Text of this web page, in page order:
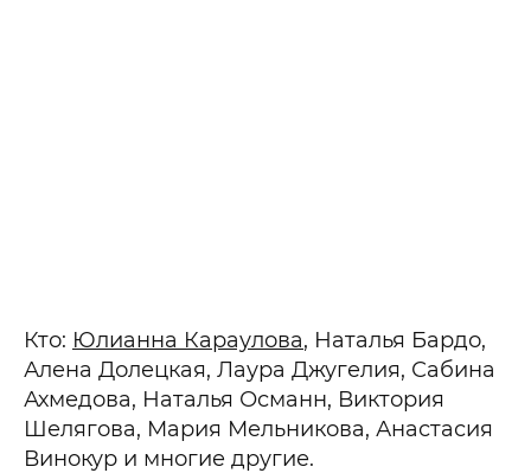
Кто: Юлианна Караулова, Наталья Бардо,
Алена Долецкая, Лаура Джугелия, Сабина
Ахмедова, Наталья Османн, Виктория
Шелягова, Мария Мельникова, Анастасия
Винокур и многие другие.